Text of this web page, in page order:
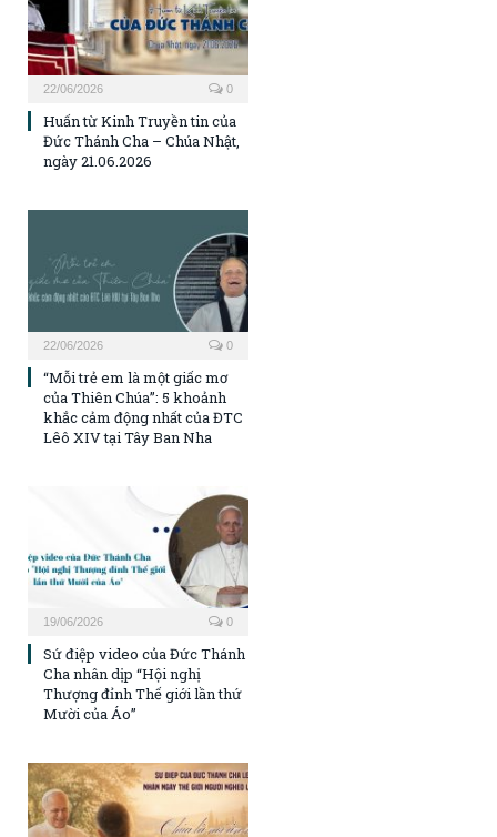
22/06/2026 0
Huấn từ Kinh Truyền tin của
Đức Thánh Cha – Chúa Nhật,
ngày 21.06.2026
22/06/2026 0
“Mỗi trẻ em là một giấc mơ
của Thiên Chúa”: 5 khoảnh
khắc cảm động nhất của ĐTC
Lêô XIV tại Tây Ban Nha
19/06/2026 0
Sứ điệp video của Đức Thánh
Cha nhân dịp “Hội nghị
Thượng đỉnh Thế giới lần thứ
Mười của Áo”